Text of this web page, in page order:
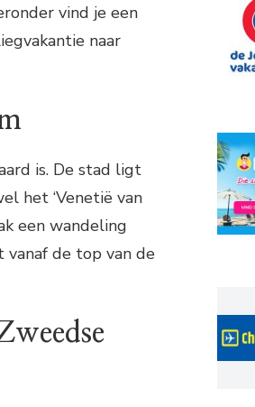
vind je een
naar
is. De stad ligt
het ‘Venetië van
een wandeling
vanaf de top van de